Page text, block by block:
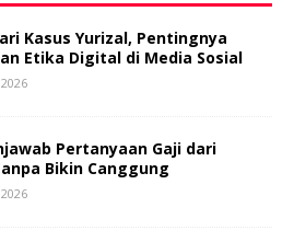
Kasus Yurizal, Pentingnya
Etika Digital di Media Sosial
Pertanyaan Gaji dari
Bikin Canggung